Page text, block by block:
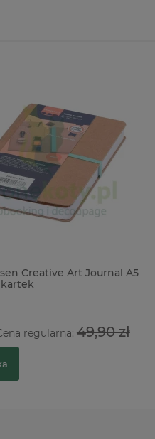
Creative Art Journal A5
regularna: 49,90 zł